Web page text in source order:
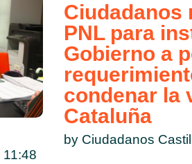
Ciudadanos
PNL para
Gobierno a
condenar la
Cataluña
by Ciudadanos
11:48